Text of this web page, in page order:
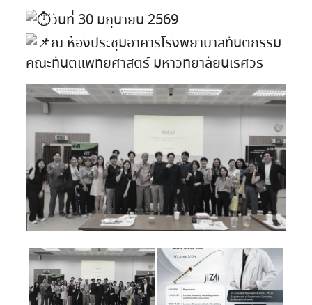
วันที่ 30 มิถุนายน 2569
ณ ห้องประชุมอาคารโรงพยาบาลทันตกรรม
คณะทันตแพทยศาสตร์ มหาวิทยาลัยนเรศวร